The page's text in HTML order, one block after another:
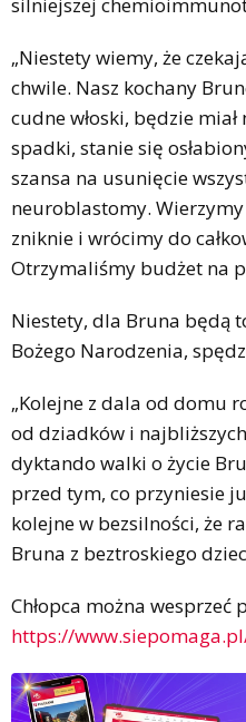
silniejszej
„Niestety wiemy, że
chwile. Nasz kochany
cudne włoski, będzie
spadki, stanie się
szansa na usunięcie
neuroblastomy.
zniknie i wrócimy do
Otrzymaliśmy budżet na
Niestety, dla Bruna będą
Bożego Narodzenia,
„Kolejne z dala od domu
od dziadków i
dyktando walki o życie
przed tym, co przyniesie
kolejne w bezsilności, że
Bruna z beztroskiego
Chłopca można wesprzeć
https://